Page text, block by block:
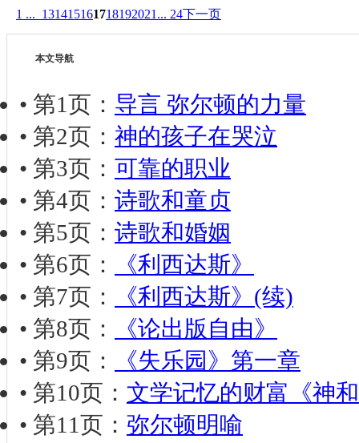
1 ... 131415161718192021 ... 24下一页
本文导航
• 第1页： 导言 弥尔顿的力量
• 第2页： 神的孩子在哭泣
• 第3页： 可靠的职业
• 第4页： 诗歌和童贞
• 第5页： 诗歌和婚姻
• 第6页：
《利西达斯》
• 第7页：
《利西达斯》(续)
• 第8页：
《论出版自由》
• 第9页：
《失乐园》第一章
• 第10页： 文学记忆的财富《神
• 第11页： 弥尔顿明喻